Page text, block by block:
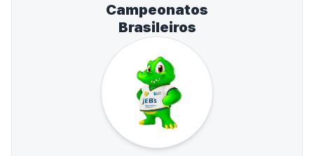
Campeonatos
Brasileiros